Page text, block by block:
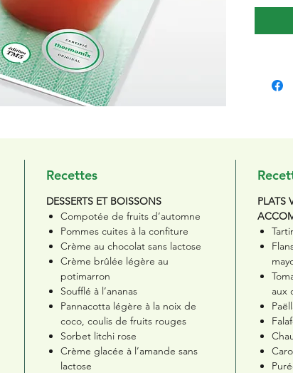
santé
Recettes
DESSERTS ET BOISSONS
Compotée de fruits d’automne
Pommes cuites à la confiture
Crème au chocolat sans lactose
Crème brûlée légère au
potimarron
Soufflé à l’ananas
Pannacotta légère à la noix de
coco, coulis de fruits rouges
Sorbet litchi rose
Crème glacée à l’amande sans
lactose
PLATS
aux